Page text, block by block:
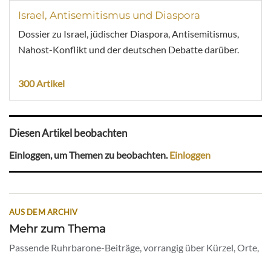
Israel, Antisemitismus und Diaspora
Dossier zu Israel, jüdischer Diaspora, Antisemitismus,
Nahost-Konflikt und der deutschen Debatte darüber.
300 Artikel
Diesen Artikel beobachten
Einloggen, um Themen zu beobachten. Einloggen
AUS DEM ARCHIV
Mehr zum Thema
Passende Ruhrbarone-Beiträge, vorrangig über Kürzel, Orte,